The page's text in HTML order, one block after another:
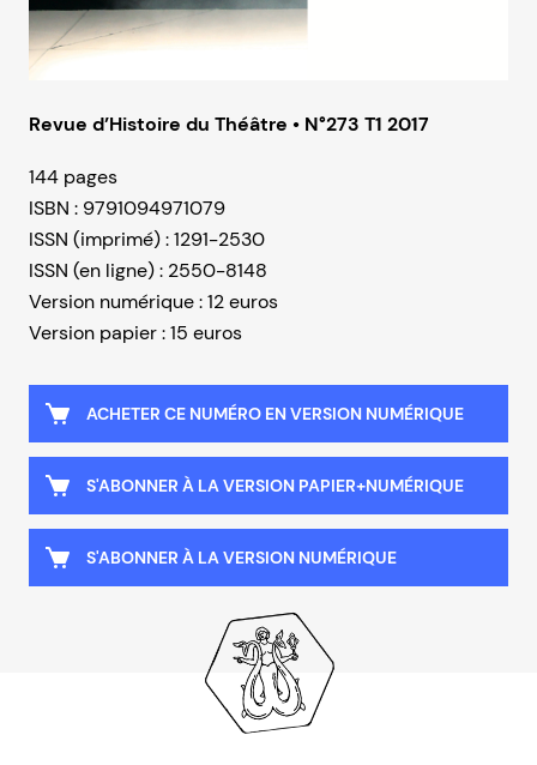
Revue d’Histoire du Théâtre • N°273 T1 2017
144 pages
ISBN : 9791094971079
ISSN (imprimé) : 1291-2530
ISSN (en ligne) : 2550-8148
Version numérique : 12 euros
Version papier : 15 euros
ACHETER CE NUMÉRO EN VERSION NUMÉRIQUE
S'ABONNER À LA VERSION PAPIER+NUMÉRIQUE
S'ABONNER À LA VERSION NUMÉRIQUE